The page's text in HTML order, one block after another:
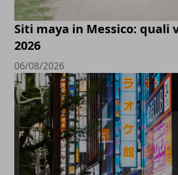
Siti maya in Messico: quali
2026
06/08/2026